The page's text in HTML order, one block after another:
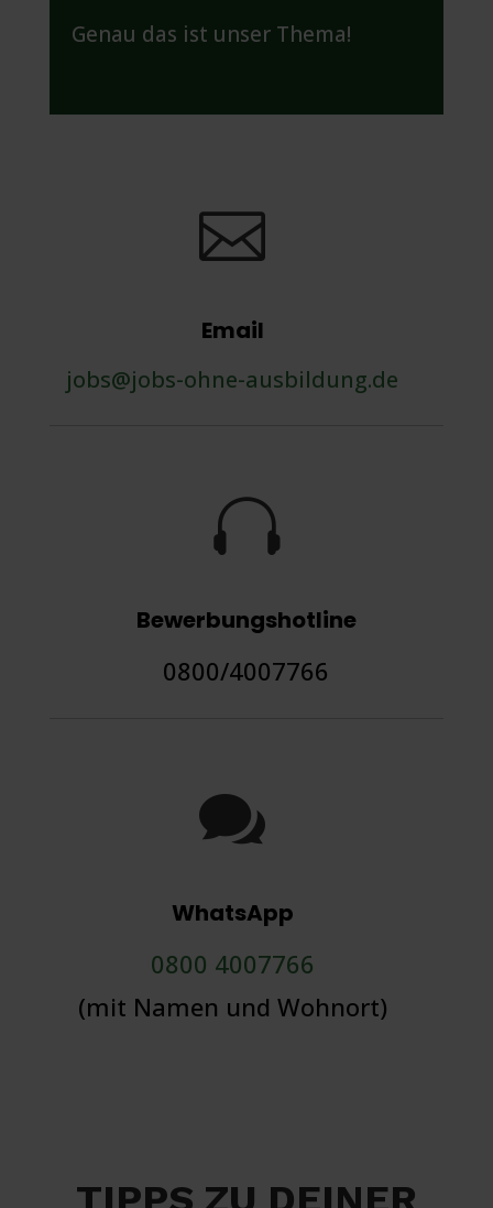
Genau das ist unser Thema!

Email
jobs@jobs-ohne-ausbildung.de

Bewerbungshotline
0800/4007766

WhatsApp
0800 4007766
(mit Namen und Wohnort)